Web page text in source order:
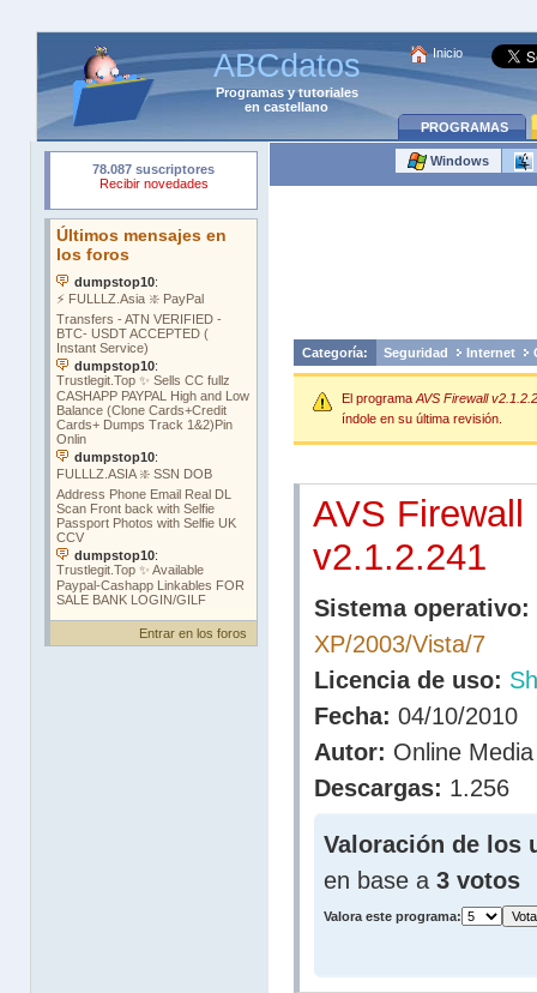
ABCdatos
Programasytutoriales
en castellano
Inicio
PROGRAMAS
Entrar en los foros
Windows
Categoría: Seguridad Internet
El programa AVS Firewall
índole en su última revisión.
AVS Firewall
v2.1.2.241
Sistema operativo:
XP/2003/Vista/7
Licencia de uso:
Fecha: 04/10/2010
Autor: Online
Descargas: 1.256
Valoración de los
en base a 3 votos
Valora este programa: